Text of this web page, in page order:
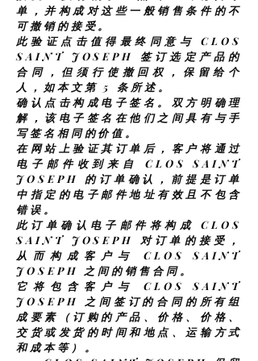
单，并构成对这些一般销售条件的不
可撤销的接受。
此验证点击值得最终同意与 CLOS
SAINT JOSEPH 签订选定产品的
合同，但须行使撤回权，保留给个
人，如本文第 5 条所述。
确认点击构成电子签名。双方明确理
解，该电子签名在他们之间具有与手
写签名相同的价值。
在网站上验证其订单后，客户将通过
电子邮件收到来自 CLOS SAINT
JOSEPH 的订单确认，前提是订单
中指定的电子邮件地址有效且不包含
错误。
此订单确认电子邮件将构成 CLOS
SAINT JOSEPH 对订单的接受，
从而构成客户与 CLOS SAINT
JOSEPH 之间的销售合同。
它将包含客户与 CLOS SAINT
JOSEPH 之间签订的合同的所有组
成要素（订购的产品、价格、价格、
交货或发货的时间和地点、运输方式
和成本等）。